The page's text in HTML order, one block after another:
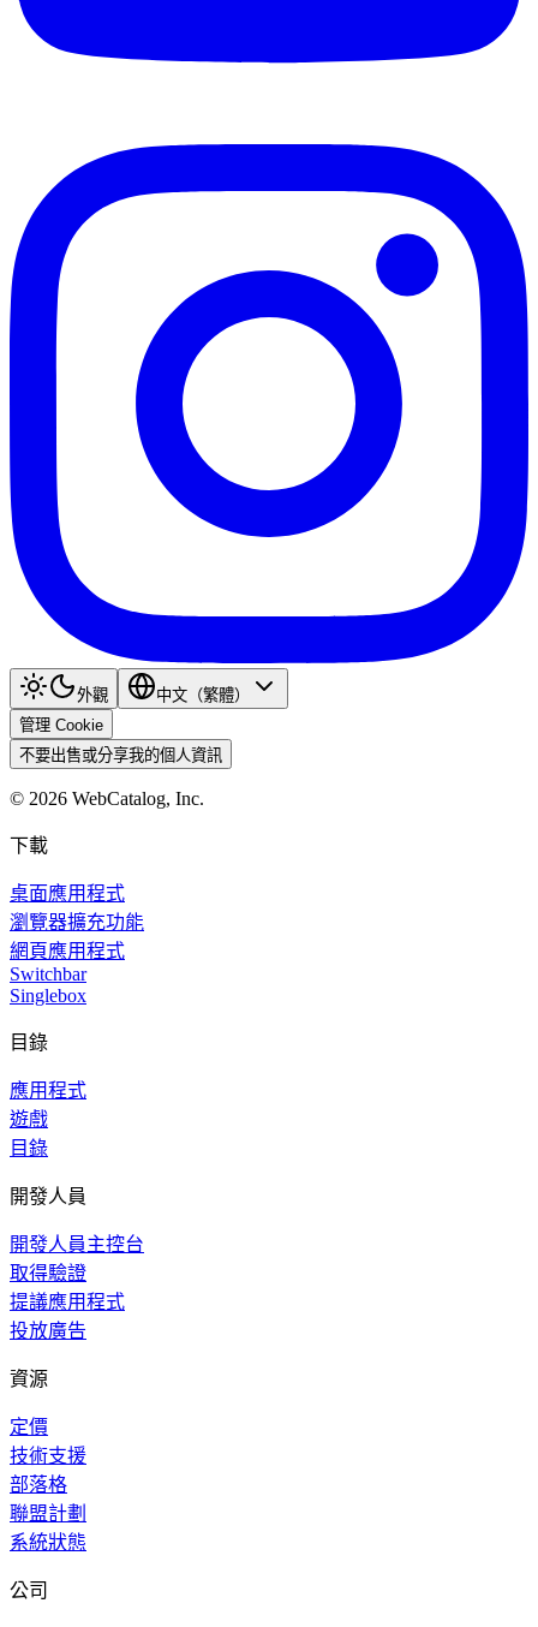
外觀
中文（繁體）
管理 Cookie
不要出售或分享我的個人資訊
© 2026 WebCatalog, Inc.
下載
桌面應用程式
瀏覽器擴充功能
網頁應用程式
Switchbar
Singlebox
目錄
應用程式
遊戲
目錄
開發人員
開發人員主控台
取得驗證
提議應用程式
投放廣告
資源
定價
技術支援
部落格
聯盟計劃
系統狀態
公司